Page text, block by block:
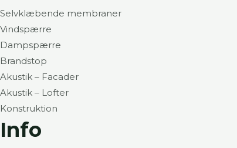
Selvklæbende membraner
Vindspærre
Dampspærre
Brandstop
Akustik – Facader
Akustik – Lofter
Konstruktion
Info